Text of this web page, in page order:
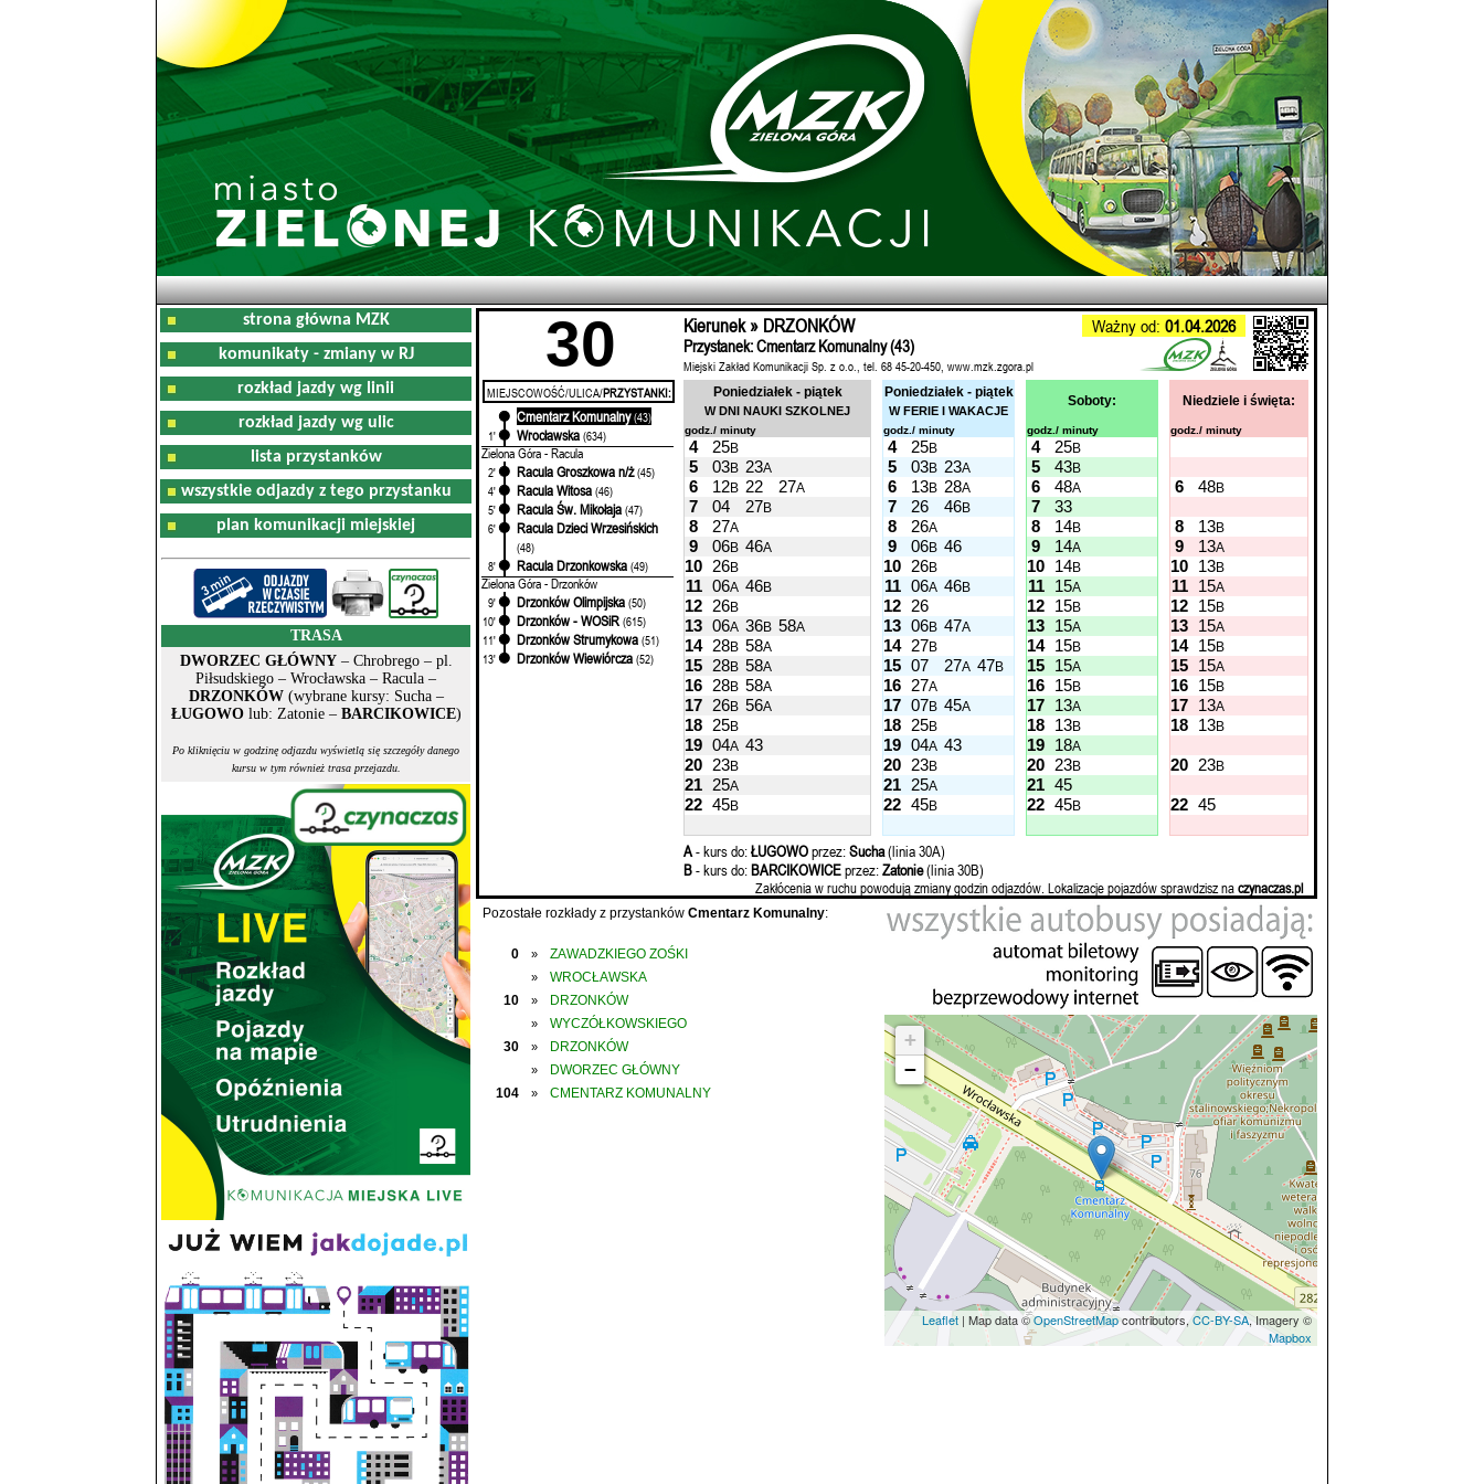
strona główna MZK
komunikaty - zmiany w RJ
rozkład jazdy wg linii
rozkład jazdy wg ulic
lista przystanków
wszystkie odjazdy z tego przystanku
plan komunikacji miejskiej
TRASA
DWORZEC GŁÓWNY– Chrobrego – pl.
Piłsudskiego – Wrocławska – Racula –
DRZONKÓW(wybrane kursy: Sucha –
ŁUGOWOlub: Zatonie – BARCIKOWICE)
Po kliknięciu w godzinę odjazdu wyświetlą się szczegóły danego
kursu w tym również trasa przejazdu.
30 Kierunek » DRZONKÓW Ważny od: 01.04.2026
Przystanek: Cmentarz Komunalny (43)
Miejski Zakład Komunikacji Sp. z o.o., tel. 68 45-20-450, www.mzk.zgora.pl
MIEJSCOWOŚĆ/ULICA/PRZYSTANKI:
Cmentarz Komunalny (43)
1'
Wrocławska (634)
Zielona Góra - Racula
2' Racula Groszkowa n/ż (45)
4'
Racula Witosa (46)
5'
Racula Św. Mikołaja (47)
6'
Racula Dzieci Wrzesińskich
(48)
8'
Racula Drzonkowska (49)
Zielona Góra - Drzonków
9' Drzonków Olimpijska (50)
10'
Drzonków - WOSiR (615)
11'
Drzonków Strumykowa (51)
13'
Drzonków Wiewiórcza (52)
Poniedziałek - piątek
W DNI NAUKI SZKOLNEJ
Poniedziałek - piątek
W FERIE I WAKACJE
Soboty: Niedziele i święta:
godz./ minuty godz./ minuty godz./ minuty godz./ minuty
4 25B 4 25B 4 25B
5 03B 23A 5 03B 23A 5 43B
6 12B 22 27A 6 13B 28A 6 48A 6 48B
7 04 27B 7 26 46B 7
33
8
27A 8 26A 8 14B 8 13B
9 06B 46A 9 06B 46 9 14A 9 13A
10 26B 10 26B 10 14B 10 13B
11 06A 46B 11 06A 46B 11 15A 11 15A
12 26B 12 26 12 15B 12 15B
13 06A 36B 58A 13 06B 47A 13 15A 13 15A
14 28B 58A 14 27B 14 15B 14 15B
15 28B 58A 15 07 27A 47B 15 15A 15 15A
16 28B 58A 16 27A 16 15B 16 15B
17 26B 56A 17 07B 45A 17 13A 17 13A
18 25B 18 25B 18 13B 18 13B
19 04A 43 19 04A 43 19 18A
20 23B 20 23B 20 23B 20 23B
21 25A 21 25A 21 45
22 45B 22 45B 22 45B 22 45
A- kurs do:ŁUGOWOprzez:Sucha(linia 30A)
B- kurs do:BARCIKOWICEprzez:Zatonie(linia 30B)
Zakłócenia w ruchu powodują zmiany godzin odjazdów. Lokalizacje pojazdów sprawdzisz naczynaczas.pl
Pozostałe rozkłady z przystanków Cmentarz Komunalny:
0 » ZAWADZKIEGO ZOŚKI
»
WROCŁAWSKA
10
» DRZONKÓW
»
WYCZÓŁKOWSKIEGO
30
» DRZONKÓW
»
DWORZEC GŁÓWNY
104
» CMENTARZ KOMUNALNY
+
−
Leaflet | Map data ©OpenStreetMapcontributors, CC-BY-SA, Imagery ©
Mapbox